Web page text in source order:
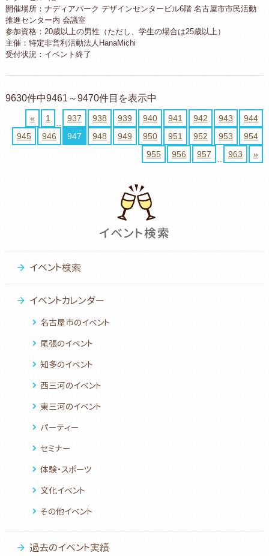
開催場所：ナディアパーク デザインセンタービル6階 名古屋市市民活動
推進センター内 会議室
参加資格：20歳以上の男性（ただし、学生の場合は25歳以上）
主催：特定非営利活動法人HanaMichi
受付状況：イベント終了
9630件中9461～9470件目を表示中
« 1 937 938 939 940 941 942 943
944
945
946 947 948 949 950 951 952 953
954
955
956 957 963 »
イベント検索
イベントカレンダー
名古屋市のイベント
尾張のイベント
知多のイベント
西三河のイベント
東三河のイベント
パーティー
セミナー
体験・スポーツ
文化イベント
その他イベント
過去のイベント実績